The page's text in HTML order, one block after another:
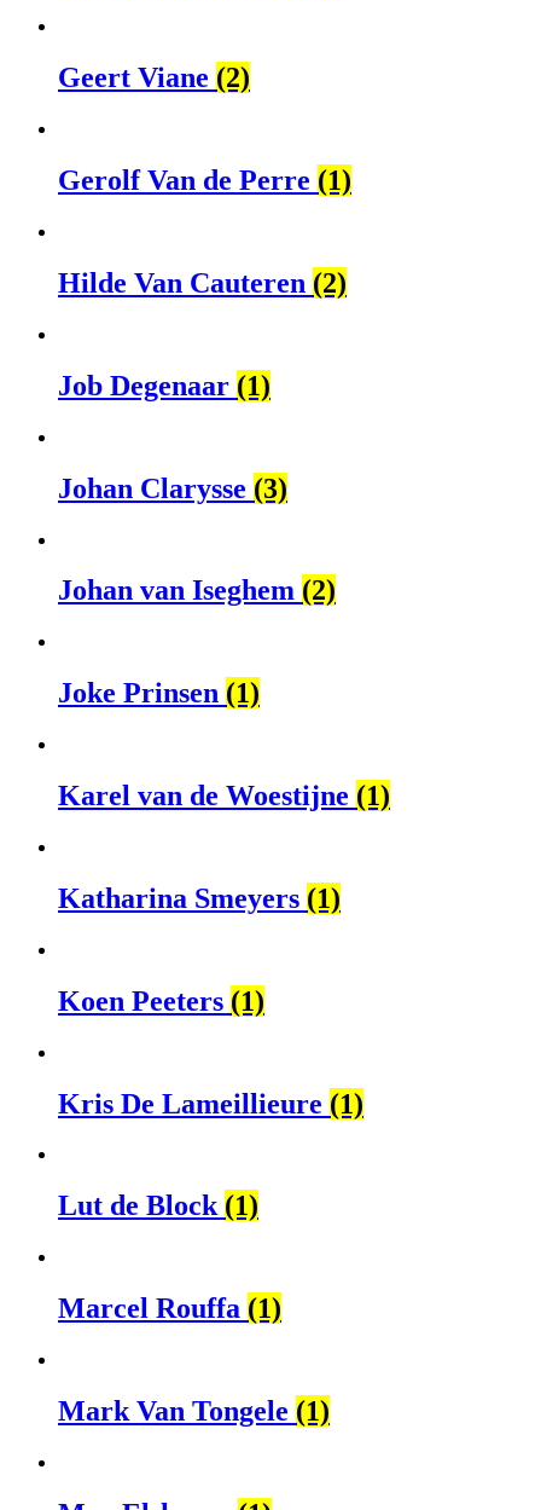
Geert Viane (2)
Gerolf Van de Perre (1)
Hilde Van Cauteren (2)
Job Degenaar (1)
Johan Clarysse (3)
Johan van Iseghem (2)
Joke Prinsen (1)
Karel van de Woestijne (1)
Katharina Smeyers (1)
Koen Peeters (1)
Kris De Lameillieure (1)
Lut de Block (1)
Marcel Rouffa (1)
Mark Van Tongele (1)